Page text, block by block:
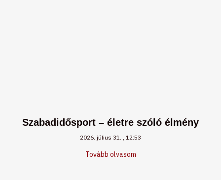
Szabadidősport – életre szóló élmény
2026. július 31. 12:53
Tovább olvasom